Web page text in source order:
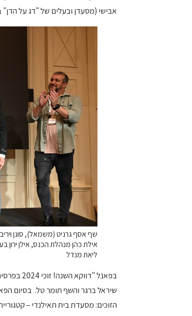
אבישי (מסעדן ובעלים של "דג על הדן"
שף אסף גרניט (משמאל), סונן
ליאת מנדל
בפאנל
שיראל ברגר והשף תומר טל. בסיום
הזוכים: מסעדת בית תאילנדי –